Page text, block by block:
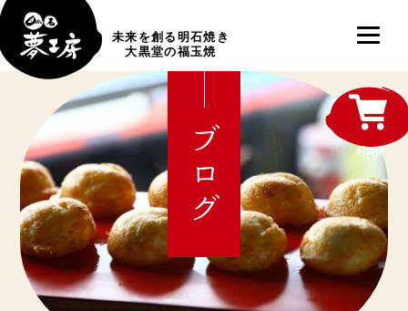
未来を創る明石焼き
大黒堂の福玉焼
ブログ shop